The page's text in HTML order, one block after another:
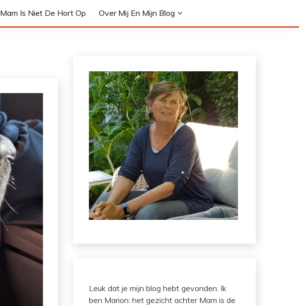
Mam Is Niet De Hort Op Over Mij En Mijn Blog
Leuk dat je mijn blog hebt gevonden. Ik
ben Marion: het gezicht achter Mam is de